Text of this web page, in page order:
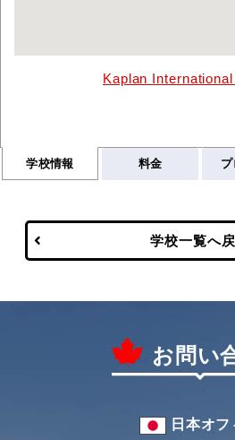
Kaplan
学校情報 料金
学校一覧へ
お問い
日本オフ